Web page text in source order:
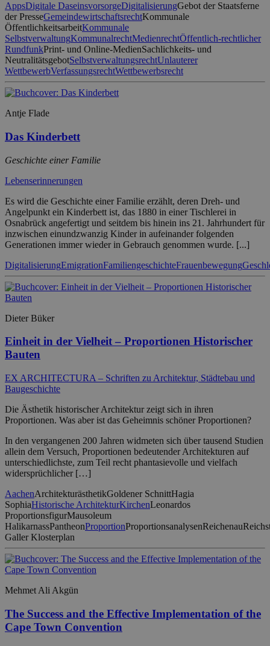
AppsDigitale DaseinsvorsorgeDigitalisierungGebot der Staatsferne
der PresseGemeindewirtschaftsrechtKommunale
ÖffentlichkeitsarbeitKommunale
SelbstverwaltungKommunalrechtMedienrechtÖffentlich-rechtlicher
RundfunkPrint- und Online-MedienSachlichkeits- und
NeutralitätsgebotSelbstverwaltungsrechtUnlauterer
WettbewerbVerfassungsrechtWettbewerbsrecht
Antje Flade
Das Kinderbett
Geschichte einer Familie
Lebenserinnerungen
Es wird die Geschichte einer Familie erzählt, deren Dreh- und
Angelpunkt ein Kinderbett ist, das 1880 in einer Tischlerei in
Osnabrück angefertigt und seitdem bis hinein ins 21. Jahrhundert für
inzwischen einundzwanzig Kinder in aufeinander folgenden
Generationen immer wieder in Gebrauch genommen wurde. [...]
DigitalisierungEmigrationFamiliengeschichteFrauenbewegung
Dieter Büker
Einheit in der Vielheit – Proportionen Historischer
Bauten
EX ARCHITECTURA – Schriften zu Architektur, Städtebau und
Baugeschichte
Die Ästhetik historischer Architektur zeigt sich in ihren
Proportionen. Was aber ist das Geheimnis schöner Proportionen?
In den vergangenen 200 Jahren widmeten sich über tausend Studien
allein dem Versuch, Proportionen bedeutender Architekturen auf
unterschiedlichste, zum Teil recht phantasievolle und vielfach
widersprüchlicher […]
AachenArchitekturästhetikGoldener SchnittHagia
SophiaHistorische ArchitekturKirchenLeonardos
ProportionsfigurMausoleum
HalikarnassPantheonProportionProportionsanalysenReichenau
Galler Klosterplan
Mehmet Ali Akgün
The Success and the Effective Implementation of the
Cape Town Convention